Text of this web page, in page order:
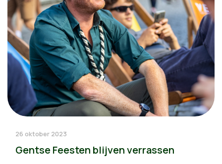
26 oktober 2023
Gentse Feesten blijven verrassen